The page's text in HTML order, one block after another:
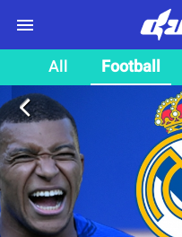
All Football
arrow_back_ios